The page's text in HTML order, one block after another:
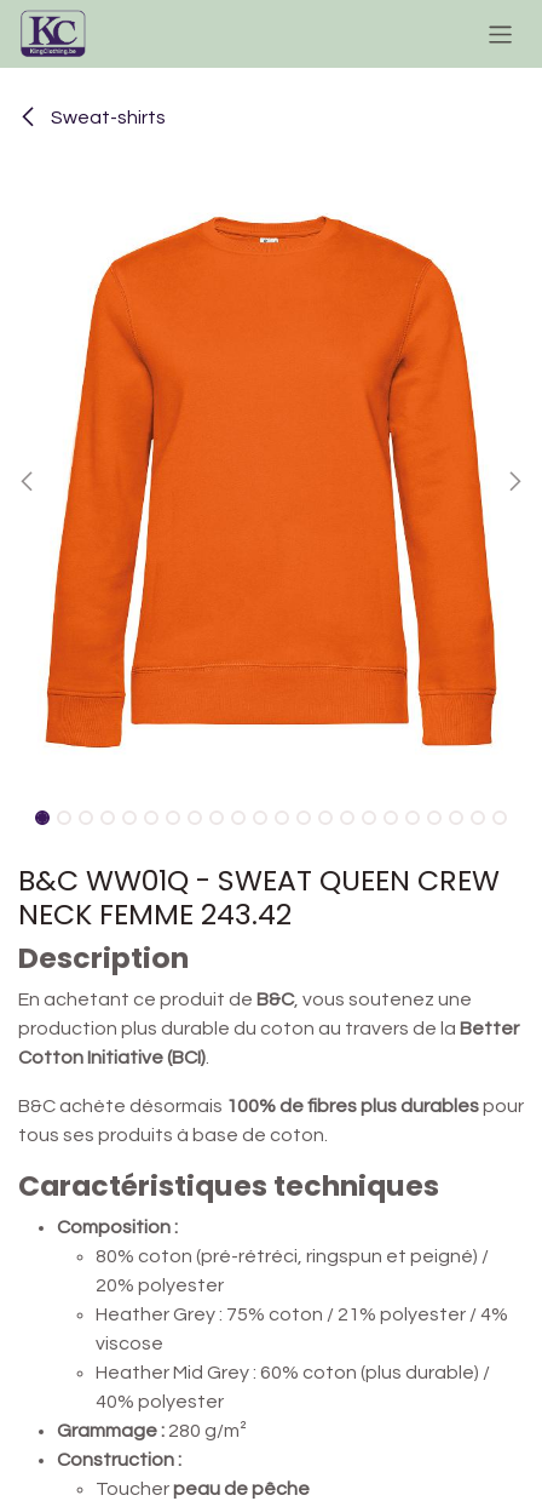
Se rendre au contenu
Sweat-shirts
B&C WW01Q - SWEAT QUEEN CREW
NECK FEMME 243.42
Description
En achetant ce produit de B&C, vous soutenez une
production plus durable du coton au travers de la Better
Cotton Initiative (BCI)
B&C achète désormais 100% de fibres plus durablespour
tous ses produits à base de coton.
Caractéristiques techniques
Composition :
80% coton (pré-rétréci, ringspun et peigné) /
20% polyester
Heather Grey : 75% coton / 21% polyester / 4%
viscose
Heather Mid Grey : 60% coton (plus durable) /
40% polyester
Grammage : 280 g/m²
Construction :
Toucherpeau de pêche